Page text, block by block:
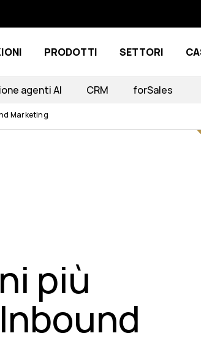
PRODOTTI SETTORI
agenti AI CRM forSales
Marketing
più